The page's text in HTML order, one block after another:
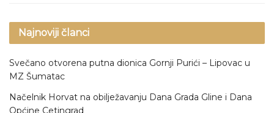
Najnoviji članci
Svečano otvorena putna dionica Gornji Purići – Lipovac u
MZ Šumatac
Načelnik Horvat na obilježavanju Dana Grada Gline i Dana
Općine Cetingrad